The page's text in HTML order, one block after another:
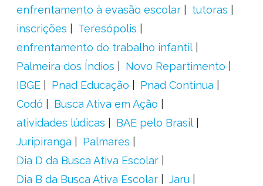
enfrentamento à evasão escolar
tutoras
inscrições
Teresópolis
enfrentamento do trabalho infantil
Palmeira dos Índios
Novo Repartimento
IBGE
Pnad Educação
Pnad Contínua
Codó
Busca Ativa em Ação
atividades lúdicas
BAE pelo Brasil
Juripiranga
Palmares
Dia D da Busca Ativa Escolar
Dia B da Busca Ativa Escolar
Jaru